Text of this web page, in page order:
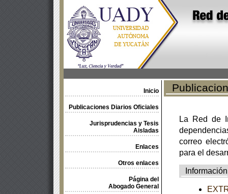
Inicio
Publicaciones Diarios Oficiales
Jurisprudencias y Tesis
Aisladas
Enlaces
Otros enlaces
Página del
Abogado General
La Red de
correo
para el
Información